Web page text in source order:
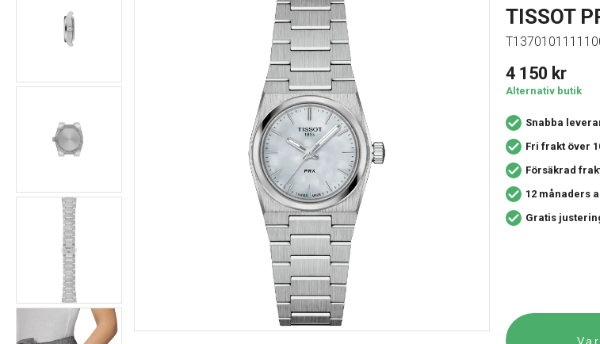
TISSOT
4 150 kr
Alternativ butik
Snabba
Fri frakt över
Försäkrad
12 månaders
Gratis